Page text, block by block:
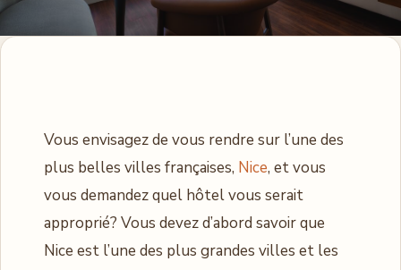
Vous envisagez de vous rendre sur l’une des
plus belles villes françaises, Nice, et vous
vous demandez quel hôtel vous serait
approprié? Vous devez d’abord savoir que
Nice est l’une des plus grandes villes et les